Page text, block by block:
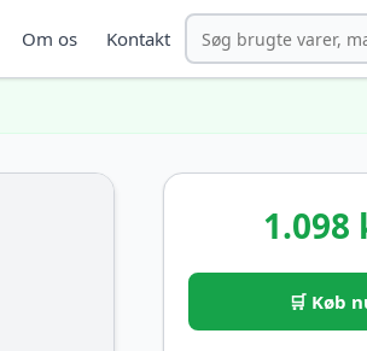
Om os Kontakt Søg
1.098
🛒 Køb